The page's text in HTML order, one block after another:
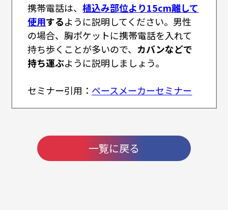
携帯電話は、植込み部位より15cm離して
使用するように説明してください。男性
の場合、胸ポケットに携帯電話を入れて
持ち歩くことが多いので、 カバンなどで
持ち運ぶように説明しましょう。
セミナー引用： ペースメーカーセミナー
一覧に戻る